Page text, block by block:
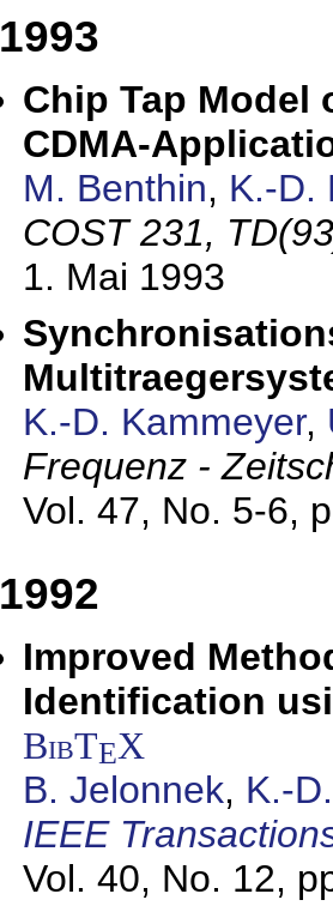
1993
Chip Tap Model
CDMA-
M. Benthin, K.-D.
COST 231,
1. Mai 1993
K.-D. Kammeyer,
Frequenz -
Vol. 47, No. 5-6,
1992
Improved
Identification
BibTEX
B. Jelonnek, K.-
IEEE
Vol. 40, No. 12,